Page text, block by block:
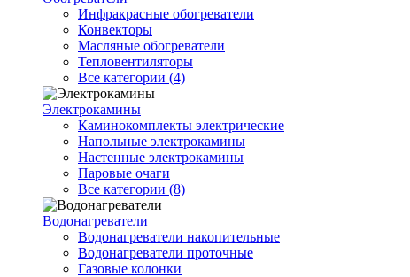
Инфракрасные обогреватели
Конвекторы
Масляные обогреватели
Тепловентиляторы
Все категории (4)
Электрокамины
Каминокомплекты электрические
Напольные электрокамины
Настенные электрокамины
Паровые очаги
Все категории (8)
Водонагреватели
Водонагреватели накопительные
Водонагреватели проточные
Газовые колонки